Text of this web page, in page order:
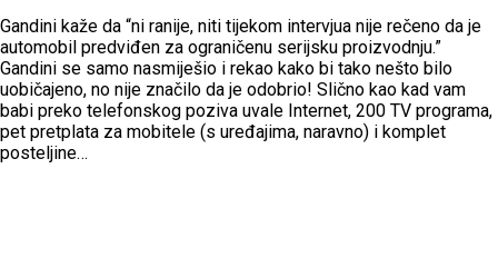
Gandini kaže da “ni ranije, niti tijekom intervjua nije rečeno da je
automobil predviđen za ograničenu serijsku proizvodnju.”
Gandini se samo nasmiješio i rekao kako bi tako nešto bilo
uobičajeno, no nije značilo da je odobrio! Slično kao kad vam
babi preko telefonskog poziva uvale Internet, 200 TV programa,
pet pretplata za mobitele (s uređajima, naravno) i komplet
posteljine…